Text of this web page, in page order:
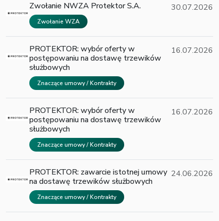
Zwołanie NWZA Protektor S.A.
Zwołanie WZA
30.07.2026
PROTEKTOR: wybór oferty w
postępowaniu na dostawę trzewików
służbowych
Znaczące umowy / Kontrakty
16.07.2026
PROTEKTOR: wybór oferty w
postępowaniu na dostawę trzewików
służbowych
Znaczące umowy / Kontrakty
16.07.2026
PROTEKTOR: zawarcie istotnej umowy
na dostawę trzewików służbowych
Znaczące umowy / Kontrakty
24.06.2026